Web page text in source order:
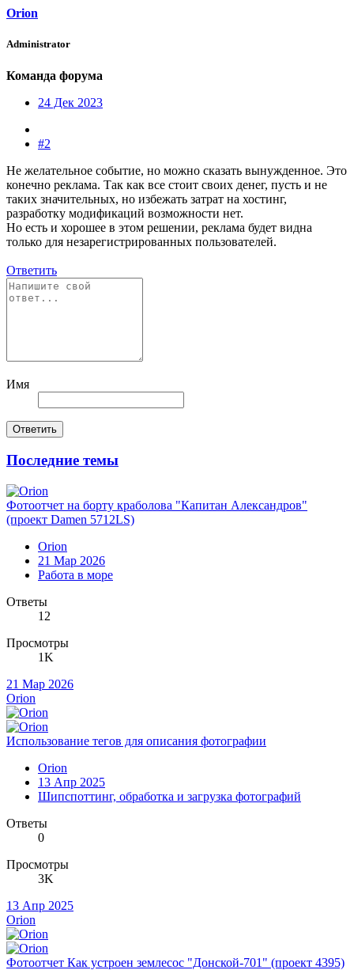
Orion
Administrator
Команда форума
24 Дек 2023
#2
Не желательное событие, но можно сказать вынужденное. Это
конечно реклама. Так как все стоит своих денег, пусть и не
таких значительных, но избежать затрат на хостинг,
разработку модификаций возможности нет.
Но есть и хорошее в этом решении, реклама будет видна
только для незарегистрированных пользователей.
Ответить
Имя
Ответить
Последние темы
Фотоотчет на борту краболова "Капитан Александров"
(проект Damen 5712LS)
Orion
21 Мар 2026
Работа в море
Ответы
12
Просмотры
1K
21 Мар 2026
Orion
Использование тегов для описания фотографии
Orion
13 Апр 2025
Шипспоттинг, обработка и загрузка фотографий
Ответы
0
Просмотры
3K
13 Апр 2025
Orion
Фотоотчет Как устроен землесос "Донской-701" (проект 4395)